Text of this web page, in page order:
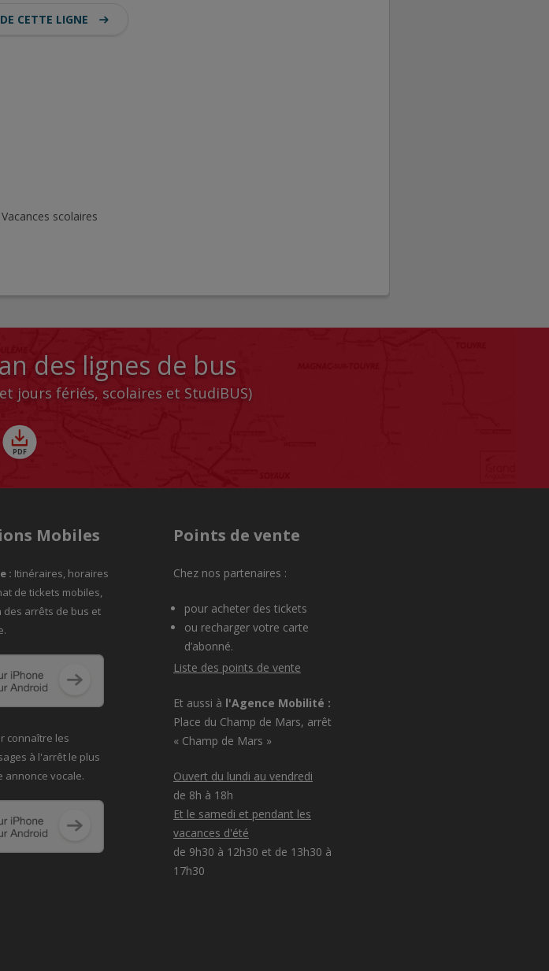
CETTE LIGNE
scolaires
des lignes de bus
jours fériés, scolaires et StudiBUS)
Mobiles
: Itinéraires, horaires
de tickets mobiles,
des arrêts de bus et
connaître les
à l'arrêt le plus
annonce vocale.
Points de vente
Chez nos partenaires :
pour acheter des tickets
ou recharger votre carte
d’abonné.
Liste des points de vente
Et aussi à l'Agence Mobilité :
Place du Champ de Mars, arrêt
« Champ de Mars »
Ouvert du lundi au vendredi
de 8h à 18h
Et le samedi et pendant les
vacances d'été
de 9h30 à 12h30 et de 13h30 à
17h30